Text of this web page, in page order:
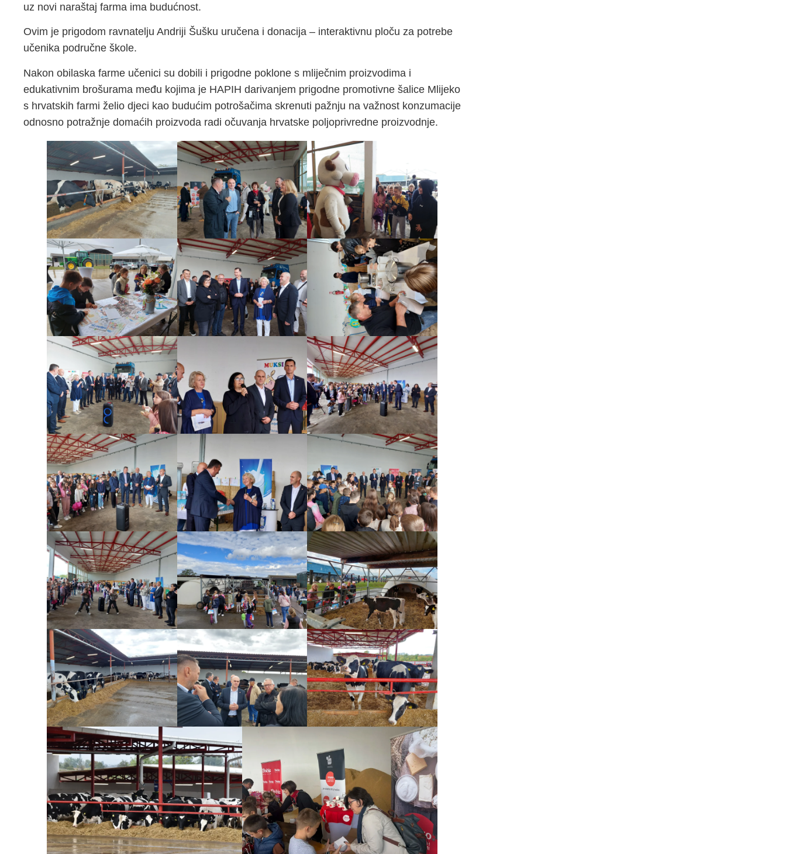
uz novi naraštaj farma ima budućnost.
Ovim je prigodom ravnatelju Andriji Šušku uručena i donacija – interaktivnu ploču za potrebe
učenika područne škole.
Nakon obilaska farme učenici su dobili i prigodne poklone s mliječnim proizvodima i
edukativnim brošurama među kojima je HAPIH darivanjem prigodne promotivne šalice Mlijeko
s hrvatskih farmi želio djeci kao budućim potrošačima skrenuti pažnju na važnost konzumacije
odnosno potražnje domaćih proizvoda radi očuvanja hrvatske poljoprivredne proizvodnje.